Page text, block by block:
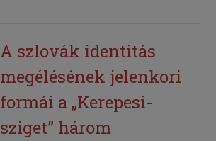
A szlovák identitás
megélésének jelenkori
formái a „Kerepesi-
sziget” három